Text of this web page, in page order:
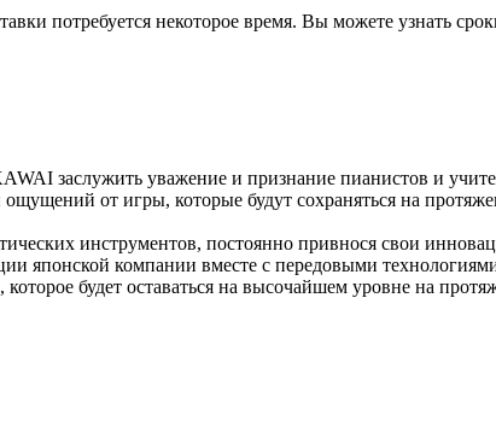
потребуется некоторое время. Вы можете узнать
заслужить уважение и признание пианистов и
от игры, которые будут сохраняться на
инструментов, постоянно привнося свои
японской компании вместе с передовыми
будет оставаться на высочайшем уровне на